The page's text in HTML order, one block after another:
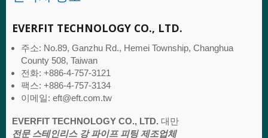
EVERFIT TECHNOLOGY CO., LTD.
주소: No.89, Ganzhu Rd., Hemei Township, Changhua
County 508, Taiwan
전화: +886-4-757-3121
팩스: +886-4-757-3134
이메일: eft@eft.com.tw
EVERFIT TECHNOLOGY CO., LTD. 대만
전문 스테인리스 강 파이프 피팅 제조업체